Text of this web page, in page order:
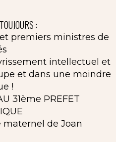
:
premiers ministres de
intellectuel et
et dans une moindre
!
31ème PREFET
maternel de Joan